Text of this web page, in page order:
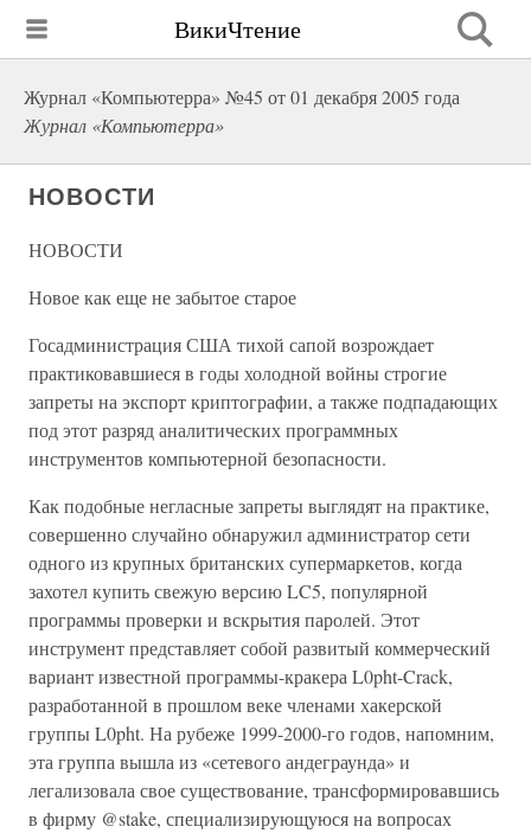
ВикиЧтение
Журнал «Компьютерра» №45 от 01 декабря 2005 года
Журнал «Компьютерра»
НОВОСТИ
НОВОСТИ
Новое как еще не забытое старое
Госадминистрация США тихой сапой возрождает
практиковавшиеся в годы холодной войны строгие
запреты на экспорт криптографии, а также подпадающих
под этот разряд аналитических программных
инструментов компьютерной безопасности.
Как подобные негласные запреты выглядят на практике,
совершенно случайно обнаружил администратор сети
одного из крупных британских супермаркетов, когда
захотел купить свежую версию LC5, популярной
программы проверки и вскрытия паролей. Этот
инструмент представляет собой развитый коммерческий
вариант известной программы-кракера L0pht-Crack,
разработанной в прошлом веке членами хакерской
группы L0pht. На рубеже 1999-2000-го годов, напомним,
эта группа вышла из «сетевого андеграунда» и
легализовала свое существование, трансформировавшись
в фирму @stake, специализирующуюся на вопросах